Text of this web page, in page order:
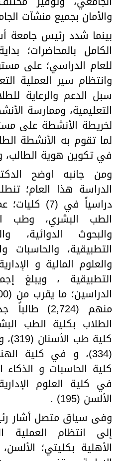
والأمان بجميع منشآت
بينما شدد رئيس جامعة
الكامل بالمحاضرات؛
للعام الدراسي؛ على
وانتظام سير العملية
سبل الدعم والرعاية
التعليمية، وممارسة
لخريطة الأنشطة على
لما تقوم به الأنشطة
في تكوين هوية الطالب،
ومن جانبه اوضح
دراسياً في (7)
الطب البشري، وطب
والبحوث الدوائية،
التطبيقية، والحاسبات
والعلوم المالية و
التطبيقية ، ويبلغ
منهم (2,724)
الألسن (195) .
وفى سياق متصل أشار
إلى انتظام العملية
الأهلية بكليتي؛